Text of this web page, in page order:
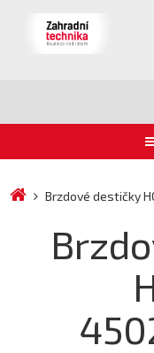
Brzdové destičky